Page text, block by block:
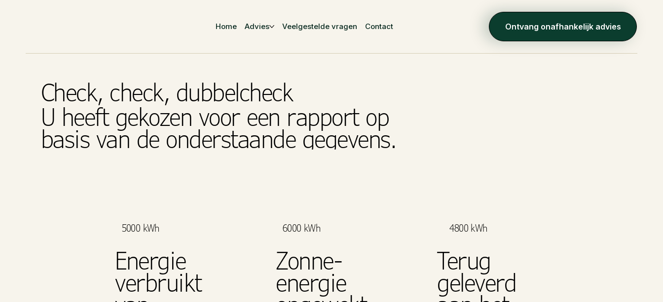
Home Advies Veelgestelde vragen Contact Ontvang onafhankelijk advies
Check, check, dubbelcheck
U heeft gekozen voor een rapport op
basis van de onderstaande gegevens.
5000 kWh
Energie
verbruikt
6000 kWh
Zonne-
energie
4800 kWh
Terug
geleverd